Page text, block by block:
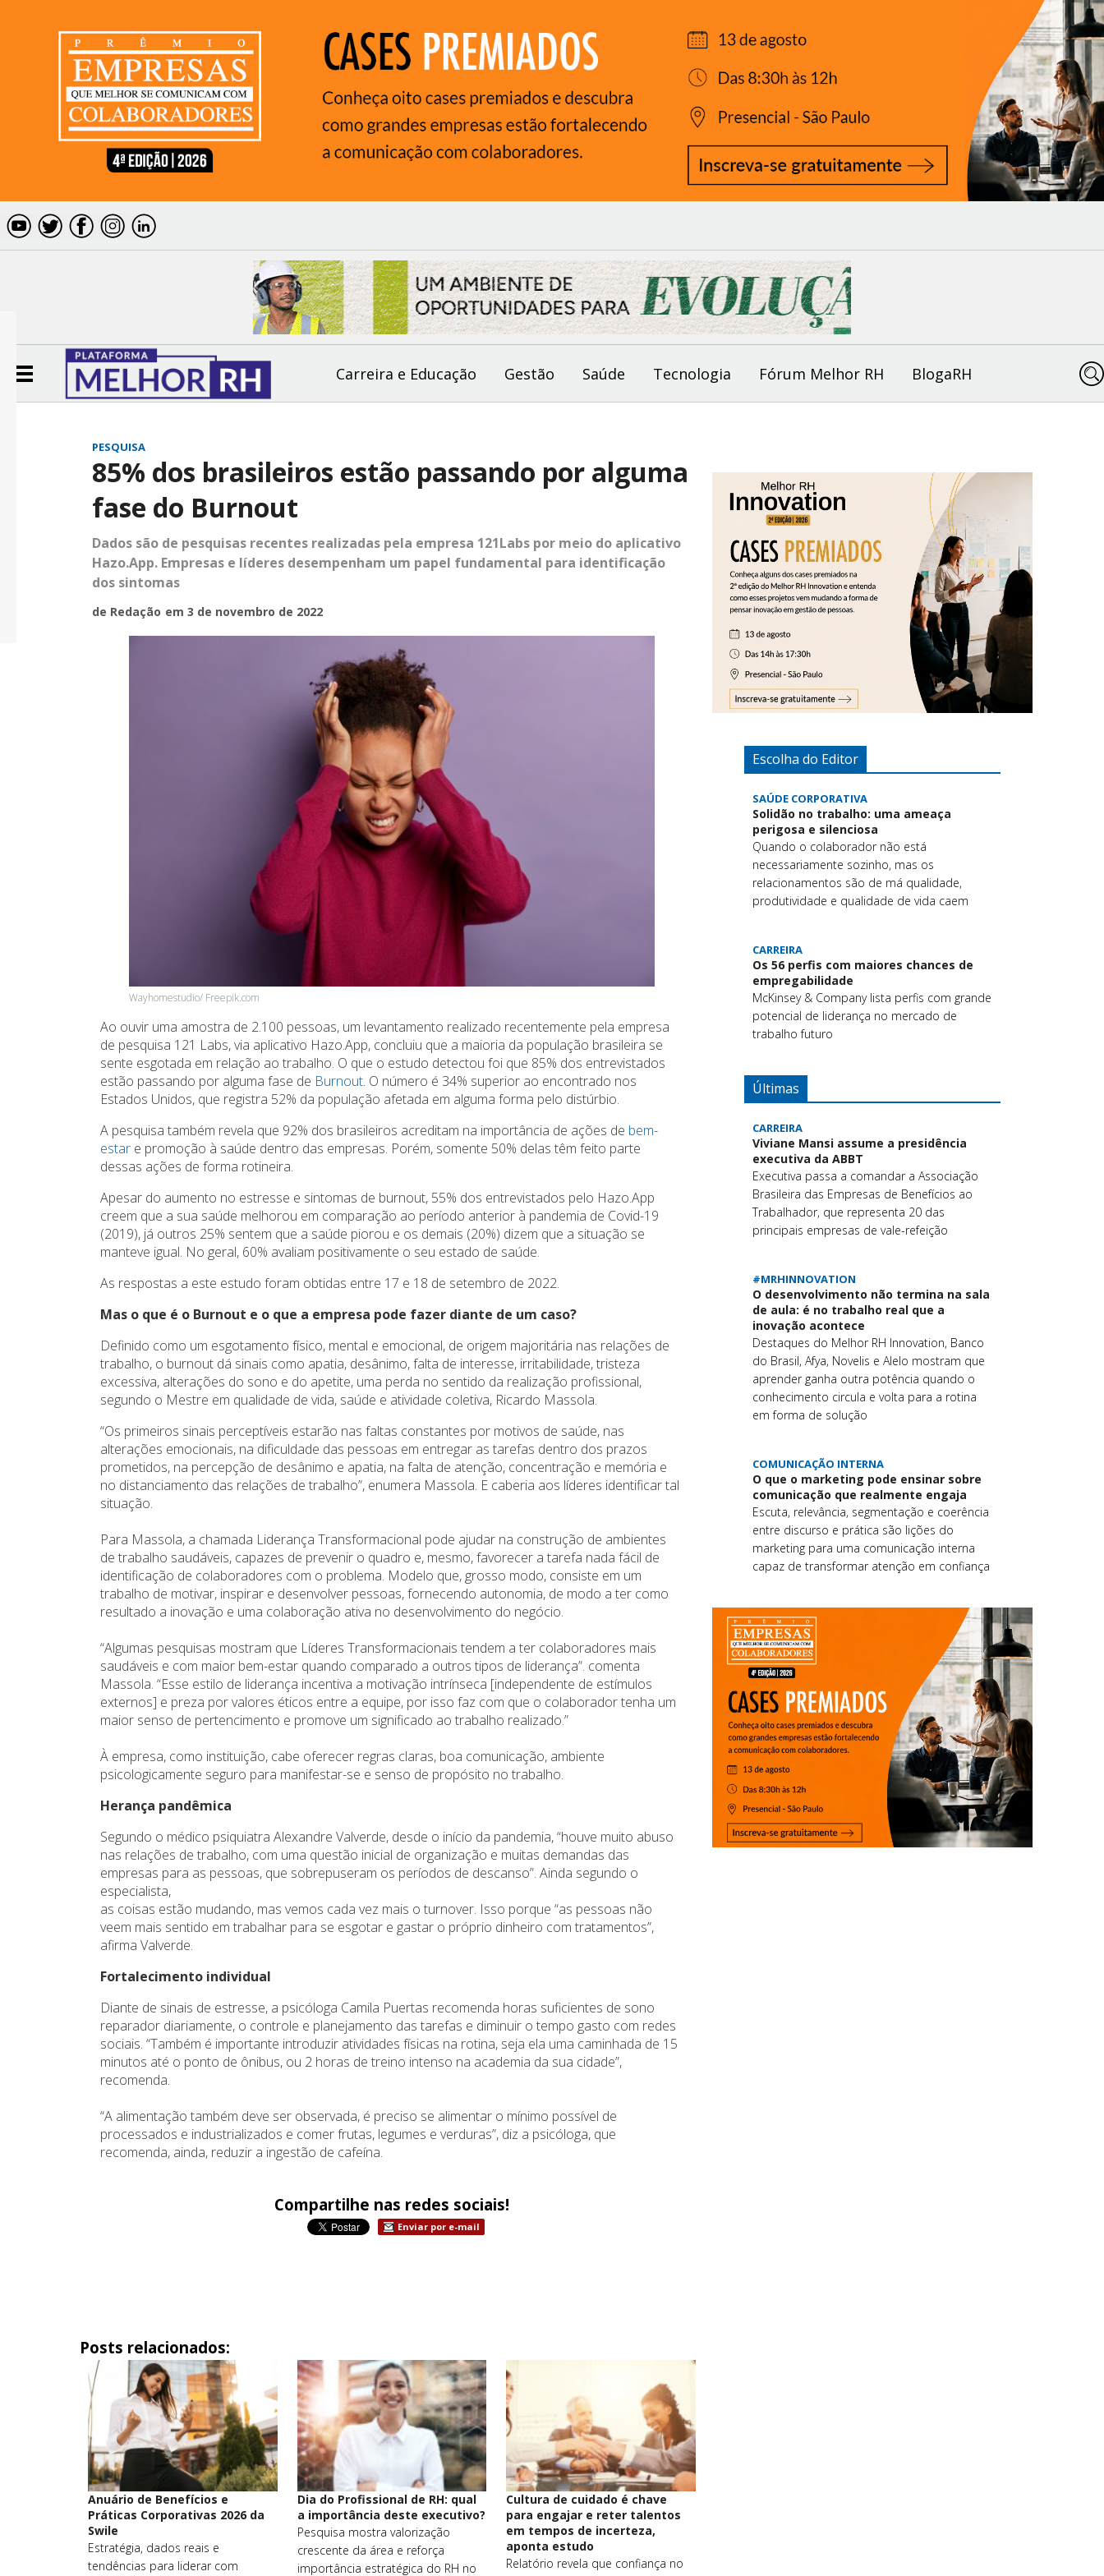
Carreira e Educação Gestão Saúde Tecnologia Fórum Melhor RH BlogaRH
PESQUISA
85% dos brasileiros estão passando por alguma
fase do Burnout
Dados são de pesquisas recentes realizadas pela empresa 121Labs por meio do aplicativo
Hazo.App. Empresas e líderes desempenham um papel fundamental para identificação
dos sintomas
de Redação em 3 de novembro de 2022
Wayhomestudio/ Freepik.com
Ao ouvir uma amostra de 2.100 pessoas, um levantamento realizado recentemente pela empresa
de pesquisa 121 Labs, via aplicativo Hazo.App, concluiu que a maioria da população brasileira se
sente esgotada em relação ao trabalho. O que o estudo detectou foi que 85% dos entrevistados
estão passando por alguma fase de Burnout. O número é 34% superior ao encontrado nos
Estados Unidos, que registra 52% da população afetada em alguma forma pelo distúrbio.
A pesquisa também revela que 92% dos brasileiros acreditam na importância de ações de bem-
estar e promoção à saúde dentro das empresas. Porém, somente 50% delas têm feito parte
dessas ações de forma rotineira.
Apesar do aumento no estresse e sintomas de burnout, 55% dos entrevistados pelo Hazo.App
creem que a sua saúde melhorou em comparação ao período anterior à pandemia de Covid-19
(2019), já outros 25% sentem que a saúde piorou e os demais (20%) dizem que a situação se
manteve igual. No geral, 60% avaliam positivamente o seu estado de saúde.
As respostas a este estudo foram obtidas entre 17 e 18 de setembro de 2022.
Mas o que é o Burnout e o que a empresa pode fazer diante de um caso?
Definido como um esgotamento físico, mental e emocional, de origem majoritária nas relações de
trabalho, o burnout dá sinais como apatia, desânimo, falta de interesse, irritabilidade, tristeza
excessiva, alterações do sono e do apetite, uma perda no sentido da realização profissional,
segundo o Mestre em qualidade de vida, saúde e atividade coletiva, Ricardo Massola.
“Os primeiros sinais perceptíveis estarão nas faltas constantes por motivos de saúde, nas
alterações emocionais, na dificuldade das pessoas em entregar as tarefas dentro dos prazos
prometidos, na percepção de desânimo e apatia, na falta de atenção, concentração e memória e
no distanciamento das relações de trabalho”, enumera Massola. E caberia aos líderes identificar tal
situação.
Para Massola, a chamada Liderança Transformacional pode ajudar na construção de ambientes
de trabalho saudáveis, capazes de prevenir o quadro e, mesmo, favorecer a tarefa nada fácil de
identificação de colaboradores com o problema. Modelo que, grosso modo, consiste em um
trabalho de motivar, inspirar e desenvolver pessoas, fornecendo autonomia, de modo a ter como
resultado a inovação e uma colaboração ativa no desenvolvimento do negócio.
“Algumas pesquisas mostram que Líderes Transformacionais tendem a ter colaboradores mais
saudáveis e com maior bem-estar quando comparado a outros tipos de liderança”. comenta
Massola. “Esse estilo de liderança incentiva a motivação intrínseca [independente de estímulos
externos] e preza por valores éticos entre a equipe, por isso faz com que o colaborador tenha um
maior senso de pertencimento e promove um significado ao trabalho realizado.”
À empresa, como instituição, cabe oferecer regras claras, boa comunicação, ambiente
psicologicamente seguro para manifestar-se e senso de propósito no trabalho.
Herança pandêmica
Segundo o médico psiquiatra Alexandre Valverde, desde o início da pandemia, “houve muito abuso
nas relações de trabalho, com uma questão inicial de organização e muitas demandas das
empresas para as pessoas, que sobrepuseram os períodos de descanso”. Ainda segundo o
especialista,
as coisas estão mudando, mas vemos cada vez mais o turnover. Isso porque “as pessoas não
veem mais sentido em trabalhar para se esgotar e gastar o próprio dinheiro com tratamentos”,
afirma Valverde.
Fortalecimento individual
Diante de sinais de estresse, a psicóloga Camila Puertas recomenda horas suficientes de sono
reparador diariamente, o controle e planejamento das tarefas e diminuir o tempo gasto com redes
sociais. “Também é importante introduzir atividades físicas na rotina, seja ela uma caminhada de 15
minutos até o ponto de ônibus, ou 2 horas de treino intenso na academia da sua cidade”,
recomenda.
“A alimentação também deve ser observada, é preciso se alimentar o mínimo possível de
processados e industrializados e comer frutas, legumes e verduras”, diz a psicóloga, que
recomenda, ainda, reduzir a ingestão de cafeína.
Compartilhe nas redes sociais!
Enviar por e-mail
Posts relacionados:
Anuário de Benefícios e
Práticas Corporativas 2026 da
Swile
Estratégia, dados reais e
tendências para liderar com
Dia do Profissional de RH: qual
a importância deste executivo?
Pesquisa mostra valorização
crescente da área e reforça
importância estratégica do RH no
Cultura de cuidado é chave
para engajar e reter talentos
em tempos de incerteza,
aponta estudo
Relatório revela que confiança no
Escolha do Editor
SAÚDE CORPORATIVA
Solidão no trabalho: uma ameaça
perigosa e silenciosa
Quando o colaborador não está
necessariamente sozinho, mas os
relacionamentos são de má qualidade,
produtividade e qualidade de vida caem
CARREIRA
Os 56 perfis com maiores chances de
empregabilidade
McKinsey & Company lista perfis com grande
potencial de liderança no mercado de
trabalho futuro
Últimas
CARREIRA
Viviane Mansi assume a presidência
executiva da ABBT
Executiva passa a comandar a Associação
Brasileira das Empresas de Benefícios ao
Trabalhador, que representa 20 das
principais empresas de vale-refeição
#MRHINNOVATION
O desenvolvimento não termina na sala
de aula: é no trabalho real que a
inovação acontece
Destaques do Melhor RH Innovation, Banco
do Brasil, Afya, Novelis e Alelo mostram que
aprender ganha outra potência quando o
conhecimento circula e volta para a rotina
em forma de solução
COMUNICAÇÃO INTERNA
O que o marketing pode ensinar sobre
comunicação que realmente engaja
Escuta, relevância, segmentação e coerência
entre discurso e prática são lições do
marketing para uma comunicação interna
capaz de transformar atenção em confiança